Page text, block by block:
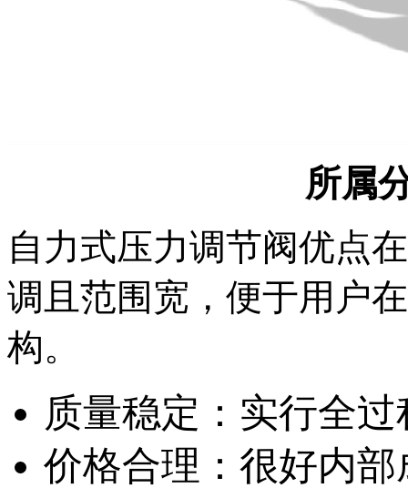
所属
自力式压力调节阀优点
调且范围宽，便于用户
构。
质量稳定：实行全
价格合理：很好内